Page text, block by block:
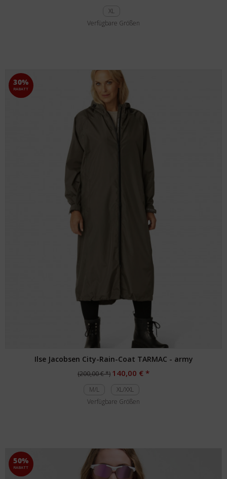
XL
Verfügbare Größen
30%
RABATT
Ilse Jacobsen City-Rain-Coat TARMAC - army
(200,00 € *) 140,00 € *
M/L
XL/XXL
Verfügbare Größen
50%
RABATT